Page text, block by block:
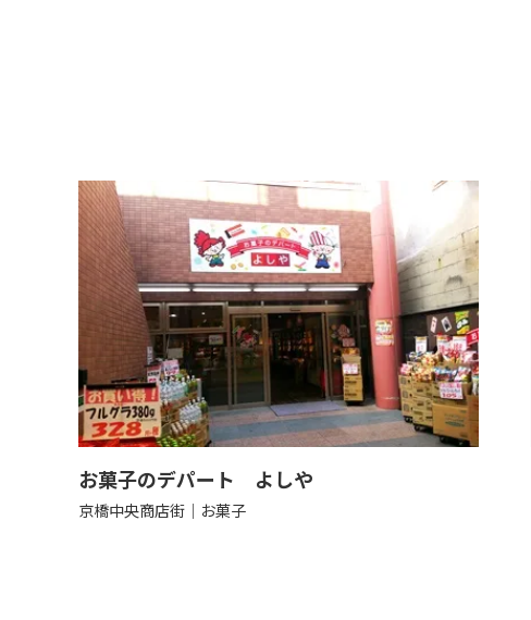
お菓子のデパート よしや
京橋中央商店街 お菓子